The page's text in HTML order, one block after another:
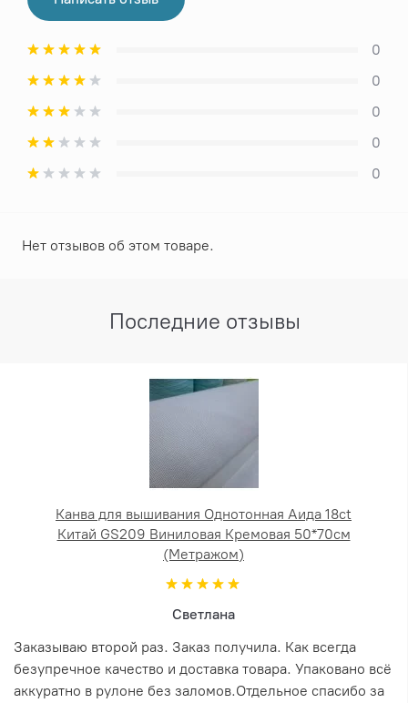
0
0
0
0
0
Нет отзывов об этом товаре.
Последние отзывы
Канва для вышивания Однотонная Аида 18ct
Китай GS209 Виниловая Кремовая 50*70см
(Метражом)
Светлана
Заказываю второй раз. Заказ получила. Как всегда
безупречное качество и доставка товара. Упаковано всё
аккуратно в рулоне без заломов.Отдельное спасибо за